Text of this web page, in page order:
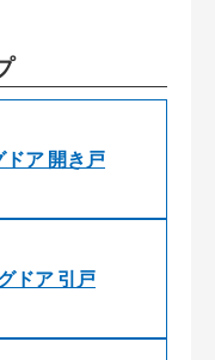
ア 開き戸
ドア 引戸